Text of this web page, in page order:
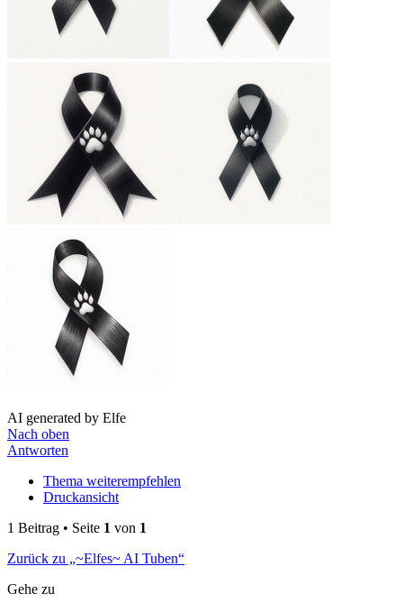
AI generated by Elfe
Nach oben
Antworten
Thema weiterempfehlen
Druckansicht
1 Beitrag • Seite 1 von 1
Zurück zu „~Elfes~ AI Tuben“
Gehe zu